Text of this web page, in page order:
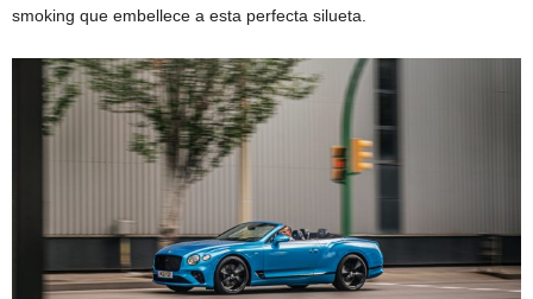
smoking que embellece a esta perfecta silueta.